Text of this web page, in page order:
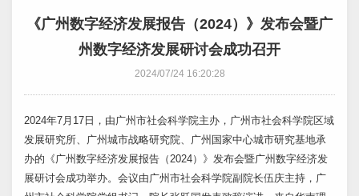
《广州数字经济发展报告（2024）》发布会暨广
州数字经济发展研讨会成功召开
2024/07/24 16:20:28
2024年7月17日，由广州市社会科学院主办，广州市社会科学院区域
发展研究所、广州城市战略研究院、广州国家中心城市研究基地承
办的《广州数字经济发展报告（2024）》发布会暨广州数字经济发
展研讨会成功举办。会议由广州市社会科学院副院长伍庆主持，广